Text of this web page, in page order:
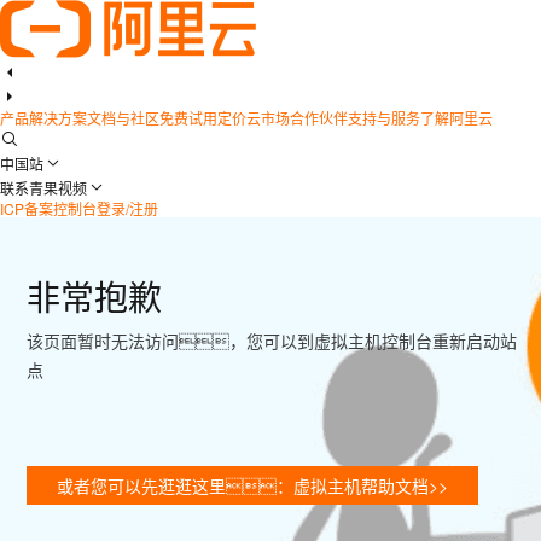
产品解决方案文档与社区免费试用定价云市场合作伙伴支持与服务了解阿里云
中国站
联系青果视频
ICP备案控制台登录/注册
非常抱歉
该页面暂时无法访问，您可以到虚拟主机控制台重新启动站
点
或者您可以先逛逛这里：虚拟主机帮助文档>>